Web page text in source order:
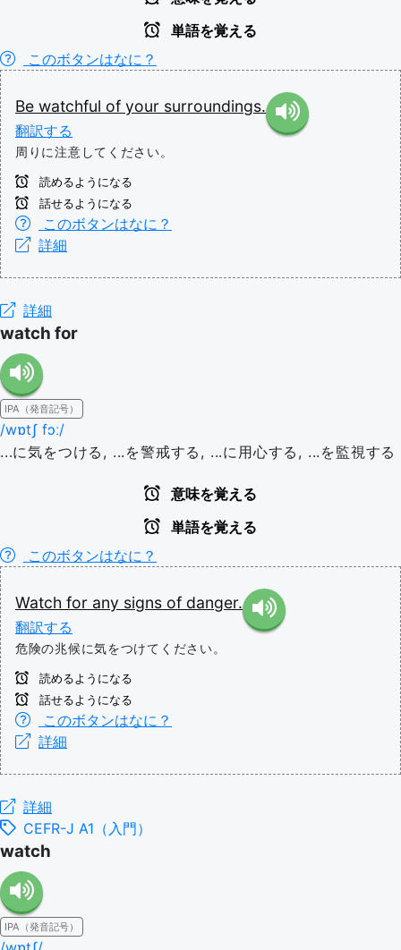
単語を覚える
このボタンはなに？
Be watchful of your surroundings.
翻訳する
周りに注意してください。
読めるようになる
話せるようになる
このボタンはなに？
詳細
詳細
watch for
IPA（発音記号）
/wɒtʃ fɔː/
...に気をつける, ...を警戒する, ...に用心する, ...を監視する
意味を覚える
単語を覚える
このボタンはなに？
Watch for any signs of danger.
翻訳する
危険の兆候に気をつけてください。
読めるようになる
話せるようになる
このボタンはなに？
詳細
詳細
CEFR-J A1（入門）
watch
IPA（発音記号）